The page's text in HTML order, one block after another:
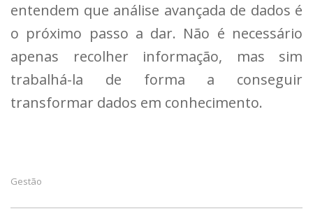
entendem que análise avançada de dados é
o próximo passo a dar. Não é necessário
apenas recolher informação, mas sim
trabalhá-la de forma a conseguir
transformar dados em conhecimento.
Gestão